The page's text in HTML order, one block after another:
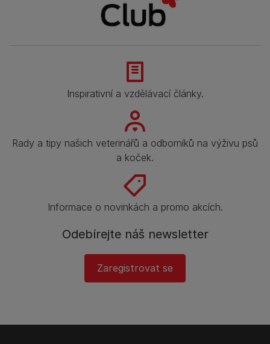
Inspirativní a vzdělávací články.
Rady a tipy našich veterinářů a odborníků na výživu psů
a koček.
Informace o novinkách a promo akcích.
Odebírejte náš newsletter
Zaregistrovat se